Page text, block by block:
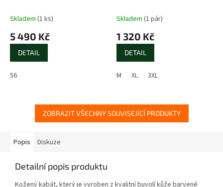
Skladem (1 ks)
5 490 Kč
DETAIL
56
Skladem (1 pár)
1 320 Kč
DETAIL
M XL 3XL
ZOBRAZIT VŠECHNY SOUVISEJÍCÍ PRODUKTY
Popis Diskuze
Detailní popis produktu
Kožený kabát, který je vyroben z kvalitní buvolí kůže barvené